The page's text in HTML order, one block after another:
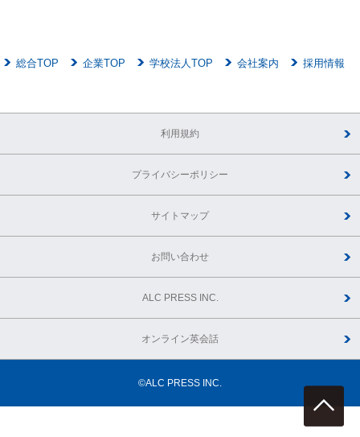
総合TOP 企業TOP 学校法人TOP 会社案内 採用情報
利用規約
プライバシーポリシー
サイトマップ
お問い合わせ
ALC PRESS INC.
オンライン英会話
©ALC PRESS INC.